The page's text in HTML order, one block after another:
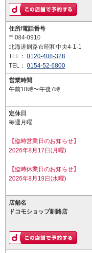
住所/電話番号
〒084-0910
北海道釧路市昭和中央4-1-1
TEL： 0120-408-328
TEL： 0154-52-6800
営業時間
午前10時〜午後7時
定休日
毎週月曜
【臨時営業日のお知らせ】
2026年8月17日(月曜)
【臨時休業日のお知らせ】
2026年8月19日(水曜)
店舗名
ドコモショップ釧路店